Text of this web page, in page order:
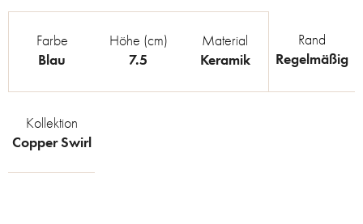
Farbe
Blau
Höhe (cm)
7.5
Material
Keramik
Rand
Regelmäßig
Kollektion
Copper Swirl